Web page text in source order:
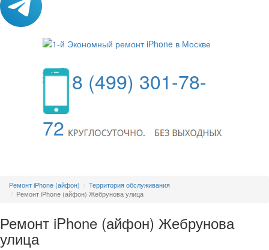
8 (499) 301-78-
72
Ремонт iPhone (айфон)
Территория обслуживания
Ремонт iPhone (айфон) Жебрунова улица
Ремонт iPhone (айфон) Жебрунова
улица